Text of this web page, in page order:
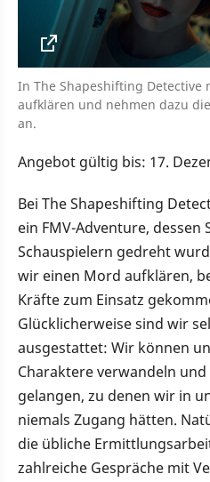
In The Shapeshifting Detective
aufklären und nehmen dazu
an.
Angebot gültig bis: 17.
Bei The Shapeshifting
ein FMV-Adventure, dessen
Schauspielern gedreht
wir einen Mord aufklären,
Kräfte zum Einsatz
Glücklicherweise sind wir
ausgestattet: Wir können
Charaktere verwandeln
gelangen, zu denen wir in
niemals Zugang hätten.
die übliche
zahlreiche Gespräche mit